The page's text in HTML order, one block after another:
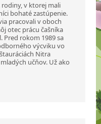
rodiny, v ktorej mali
bohaté zastúpenie.
pracovali v oboch
otec prácu čašníka
Pred rokom 1989 sa
výcviku vo
Nitra
učňov. Už ako